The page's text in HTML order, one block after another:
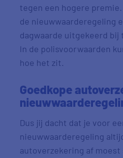
tegen een hogere
de nieuwwaarderegeling
dagwaarde uitgekeerd
In de polisvoorwaarden
hoe het zit.
Goedkope
Dus jij dacht dat je voor
nieuwwaarderegeling
autoverzekering af moest